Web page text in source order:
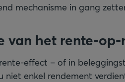
mechanisme in gang
van het rente-
effect – of in
niet enkel rendement